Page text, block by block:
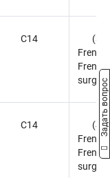
C14
(3)
French
surge
C14
(4)
French
surge
Задать вопрос